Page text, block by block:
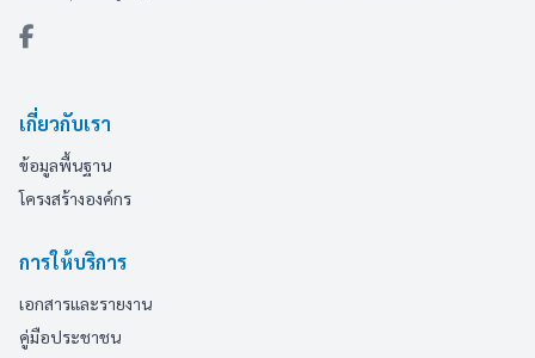
เกี่ยวกับเรา
ข้อมูลพื้นฐาน
โครงสร้างองค์กร
การให้บริการ
เอกสารและรายงาน
คู่มือประชาชน